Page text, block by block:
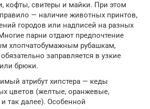
кофты, свитеры и майки. При этом
— наличие животных принтов,
городов или надписей на разных
парни отдают предпочтение
хлопчатобумажным рубашкам,
заправляется в узкие
брюки.
атрибут хипстера — кеды
цветов (желтые, оранжевые,
так далее). Особенной